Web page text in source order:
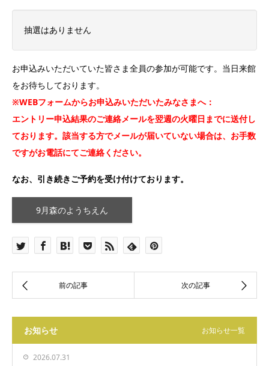
抽選はありません
お申込みいただいていた皆さま全員の参加が可能です。当日来館
をお待ちしております。
※WEBフォームからお申込みいただいたみなさまへ：
エントリー申込結果のご連絡メールを翌週の火曜日までに送付し
ております。該当する方でメールが届いていない場合は、お手数
ですがお電話にてご連絡ください。
なお、引き続きご予約を受け付けております。
9月森のようちえん
お知らせ お知らせ一覧
2026.07.31